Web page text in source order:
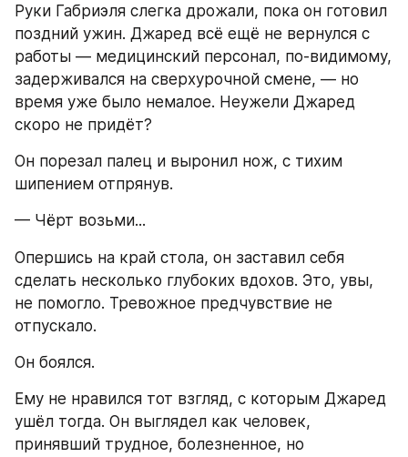
Руки Габриэля слегка дрожали, пока он готовил
поздний ужин. Джаред всё ещё не вернулся с
работы — медицинский персонал, по-видимому,
задерживался на сверхурочной смене, — но
время уже было немалое. Неужели Джаред
скоро не придёт?
Он порезал палец и выронил нож, с тихим
шипением отпрянув.
— Чёрт возьми...
Опершись на край стола, он заставил себя
сделать несколько глубоких вдохов. Это, увы,
не помогло. Тревожное предчувствие не
отпускало.
Он боялся.
Ему не нравился тот взгляд, с которым Джаред
ушёл тогда. Он выглядел как человек,
принявший трудное, болезненное, но